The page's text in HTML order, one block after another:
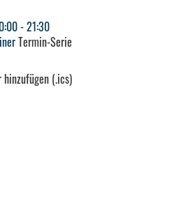
- 21:30
Termin-Serie
hinzufügen (.ics)